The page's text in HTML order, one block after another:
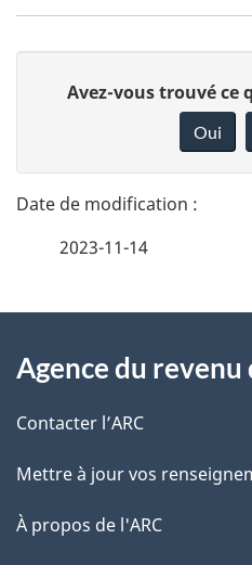
t
a
l
s
l
a
n
o
t
r
e
é
t
Avez-vous trouvé ce
Oui
2023-11-14
propos
de
ce
site
Agence du revenu
Contacter l’ARC
Mettre à jour vos
À propos de l'ARC